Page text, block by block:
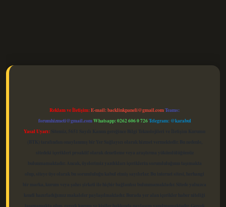
Reklam ve İletişim:E-mail:backlinkpaneli@gmail.comTeams:
forumhizmeti@gmail.comWhatsapp: 0262 606 0 726Telegram: @karabul
Yasal Uyarı: